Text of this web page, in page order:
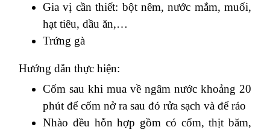
Gia vị cần thiết: bột nêm, nước mắm, muối,
hạt tiêu, dầu ăn,…
Trứng gà
Hướng dẫn thực hiện:
Cốm sau khi mua về ngâm nước khoảng 20
phút để cốm nở ra sau đó rửa sạch và để ráo
Nhào đều hỗn hợp gồm có cốm, thịt băm,